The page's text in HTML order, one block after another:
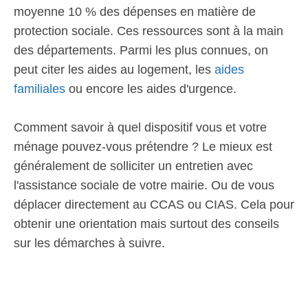
moyenne 10 % des dépenses en matière de
protection sociale. Ces ressources sont à la main
des départements. Parmi les plus connues, on
peut citer les aides au logement, les aides
familiales ou encore les aides d'urgence.
Comment savoir à quel dispositif vous et votre
ménage pouvez-vous prétendre ? Le mieux est
généralement de solliciter un entretien avec
l'assistance sociale de votre mairie. Ou de vous
déplacer directement au CCAS ou CIAS. Cela pour
obtenir une orientation mais surtout des conseils
sur les démarches à suivre.